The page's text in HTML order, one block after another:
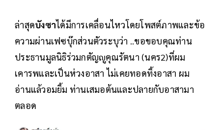
ล่าสุดบังซาได้มีการเคลื่อนไหวโดยโพสต์ภาพและข้อ
ความผ่านเฟซบุ๊กส่วนตัวระบุว่า ..ขอขอบคุณท่าน
ประธานมูลนิธิร่วมกตัญญูคุณรัตนา (นคร2)ที่ผม
เคารพและเป็นห่วงอาสา ไม่เคยทอดทิ้งอาสา ผม
อ่านแล้วอมยิ้ม ท่านเสมอต้นและปลายกับอาสามา
ตลอด